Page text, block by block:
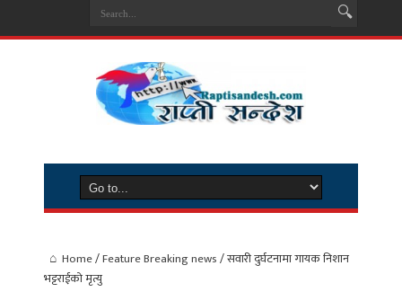
Home/Feature Breaking news/सवारी दुर्घटनामा गायक निशान
भट्टराईकाे मृत्यु